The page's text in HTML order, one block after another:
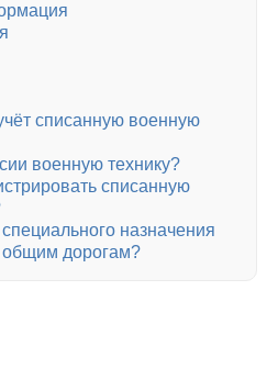
списанную военную
военную технику?
списанную
назначения
общим дорогам?